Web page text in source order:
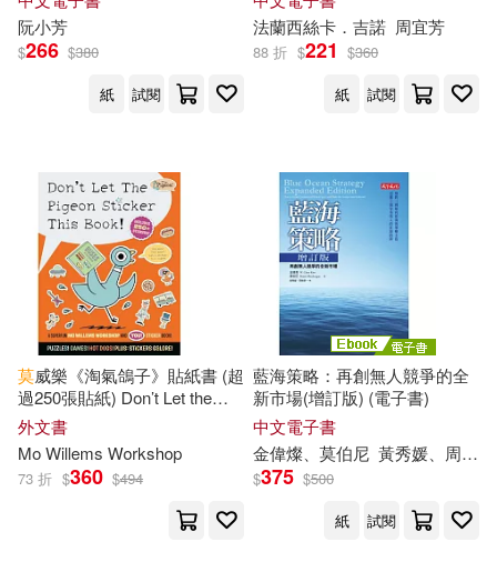
李寬宏(1) 李慕南(1)
李會詩(1) 李紅祥(1)
林庭峰(1)
林維鋒(1)
林莫(1) 林靜(1)
柏楊(1)
柚芽，李夢瑤，李福會，莫丌，蒲
璞(1)
清文華泉(1) 滾石移動(1)
灕江出版社(1) 無非文化(1)
百花文藝出版社(1)
百花洲文藝出版社(1)
真哪噠(1)
秀威少年(1) 究竟(1)
經史子集(1) 維京(1)
聯合文學(1)
阮小芳
$266 $380
紙
試閱
法蘭西絲卡．吉諾 周宜芳
88 折 $221 $360
紙
試閱
莫威樂《淘氣鴿子》貼紙書 (超
過250張貼紙) Don’t Let the
Pigeon Sticker This Book!
外文書
Mo Willems Workshop
73 折 $360 $494
藍海策略：再創無人競爭的全
新市場(增訂版) (電子書)
中文電子書
金偉燦、 莫伯尼 黃秀媛、周曉琪
$375 $500
紙
試閱